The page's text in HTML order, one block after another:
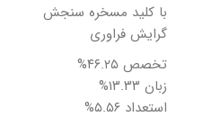
با کلید مسخره سنجش
گرایش فراوری
تخصص ۴۶.۲۵%
زبان ۱۳.۳۳%
استعداد ۵.۵۶%